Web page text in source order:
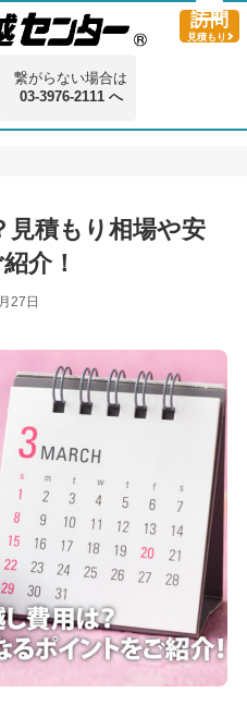
繋がらない場合は
03-3976-2111 へ
訪問
見積もり
見積もり相場や安
介！
27日